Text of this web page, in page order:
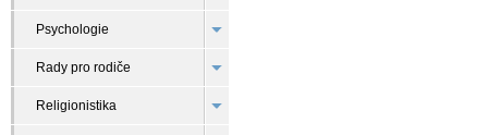
Psychologie
Rady pro rodiče
Religionistika